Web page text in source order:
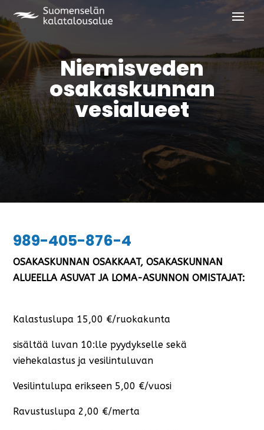
Niemisveden
osakaskunnan
vesialueet
989-405-876-4
OSAKASKUNNAN OSAKKAAT, OSAKASKUNNAN
ALUEELLA ASUVAT JA LOMA-ASUNNON OMISTAJAT:
Kalastuslupa 15,00 €/ruokakunta
sisältää luvan 10:lle pyydykselle sekä
viehekalastus ja vesilintuluvan
Vesilintulupa erikseen 5,00 €/vuosi
Ravustuslupa 2,00 €/merta